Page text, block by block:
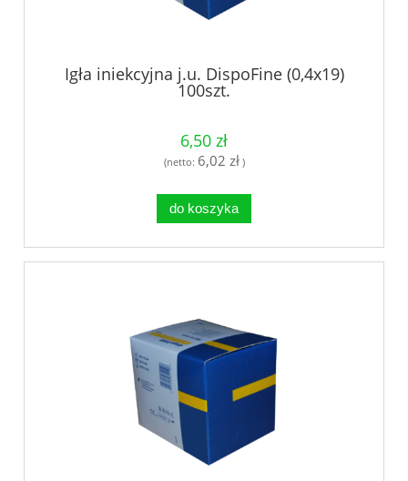
Igła iniekcyjna j.u. DispoFine (0,4x19)
100szt.
6,50 zł
(netto: 6,02 zł)
do koszyka